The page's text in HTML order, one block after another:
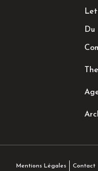
Du
Mentions Légales Contact